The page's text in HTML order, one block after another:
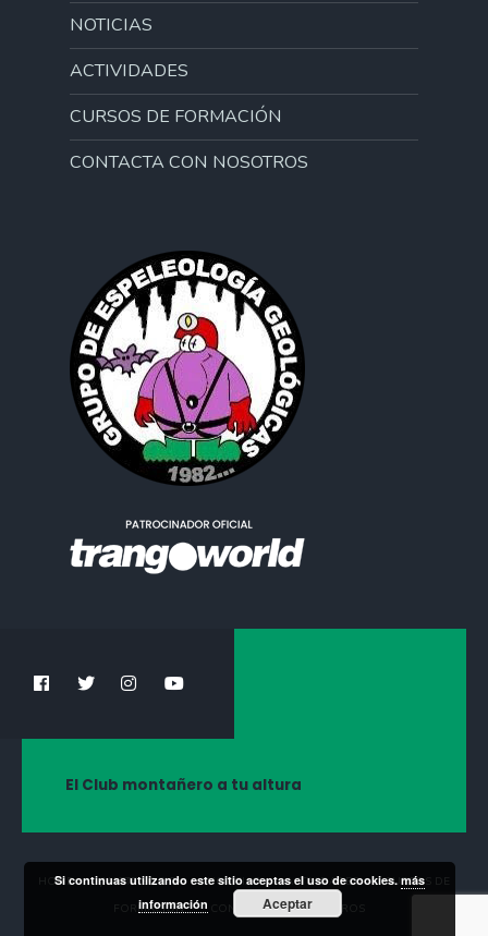
NOTICIAS
ACTIVIDADES
CURSOS DE FORMACIÓN
CONTACTA CON NOSOTROS
El Club montañero a tu altura
HOME ¡HAZTE SOCIO! NOTICIAS ACTIVIDADES
CURSOS DE
FORMACIÓN
CONTACTA CON NOSOTROS
Si continuas utilizando este sitio aceptas el uso de cookies.más
información
Aceptar